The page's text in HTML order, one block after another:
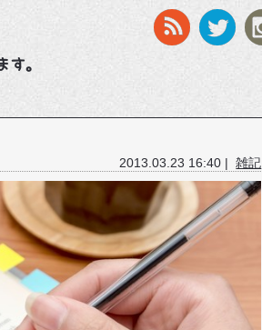
。
2013.03.23 16:40 |雑記